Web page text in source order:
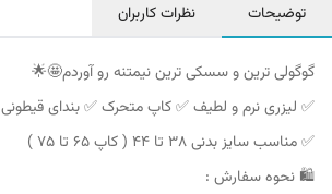
توضیحات نظرات کاربران
گوگولی ترین و سسکی ترین نیمتنه رو آوردم🤩🌟
✅ لیزری نرم و لطیف ✅ کاپ متحرک ✅ بندای قیطونی
✅ مناسب سایز بدنی ۳۸ تا ۴۴ ( کاپ ۶۵ تا ۷۵ )
🛍 نحوه سفارش :